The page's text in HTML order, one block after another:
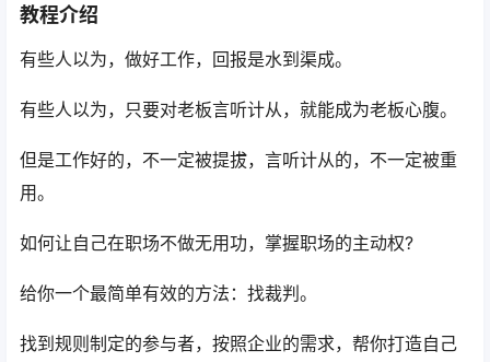
教程介绍
有些人以为，做好工作，回报是水到渠成。
有些人以为，只要对老板言听计从，就能成为老板心腹。
但是工作好的，不一定被提拔，言听计从的，不一定被重
用。
如何让自己在职场不做无用功，掌握职场的主动权?
给你一个最简单有效的方法：找裁判。
找到规则制定的参与者，按照企业的需求，帮你打造自己